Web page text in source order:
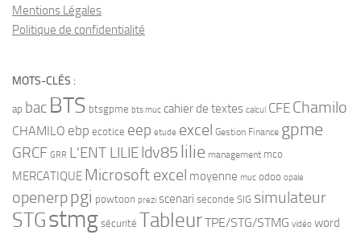
Mentions Légales
Politique de confidentialité
MOTS-CLÉS :
ap bac BTS btsgpme bts muc cahier de textes calcul CFE Chamilo
CHAMILO ebp ecotice eep etude excel Gestion Finance gpme
GRCF GRR L'ENT LILIEldv85 lilie management mco
MERCATIQUE Microsoft excel moyenne muc odoo opale
openerppgi powtoon prezi scenari seconde SIG simulateur
STGstmg sécurité TableurTPE/STG/STMG vidéo word